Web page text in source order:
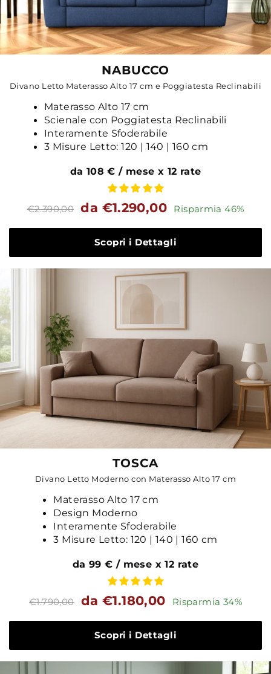
NABUCCO
Divano Letto Materasso Alto 17 cm e Poggiatesta Reclinabili
Materasso Alto 17 cm
Scienale con Poggiatesta Reclinabili
Interamente Sfoderabile
3 Misure Letto: 120 | 140 | 160 cm
da 108 € / mese x 12 rate
Prezzo
standard
€2.390,00 Prezzo
da €1.290,00 Risparmia 46%
Scopri i Dettagli
TOSCA
Divano Letto Moderno con Materasso Alto 17 cm
Materasso Alto 17 cm
Design Moderno
Interamente Sfoderabile
3 Misure Letto: 120 | 140 | 160 cm
da 99 € / mese x 12 rate
Prezzo
standard
€1.790,00 Prezzo
da €1.180,00 Risparmia 34%
Scopri i Dettagli